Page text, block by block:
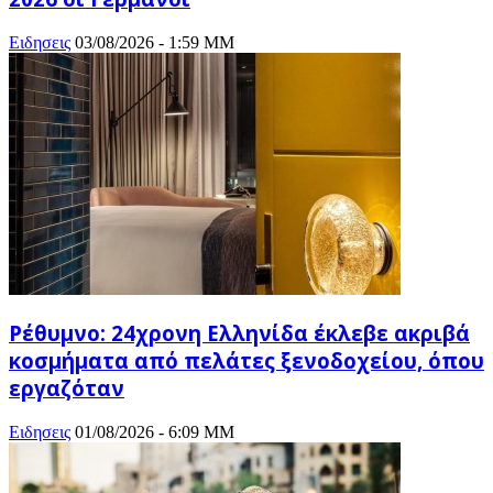
Ειδησεις 03/08/2026 - 1:59 ΜΜ
Ρέθυμνο: 24χρονη Ελληνίδα έκλεβε ακριβά
κοσμήματα από πελάτες ξενοδοχείου, όπου
εργαζόταν
Ειδησεις 01/08/2026 - 6:09 ΜΜ